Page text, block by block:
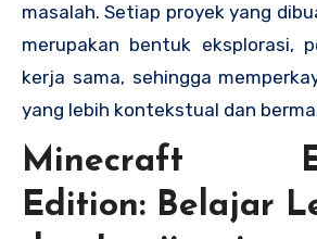
masalah. Setiap proyek yang
merupakan bentuk eksplorasi,
kerja sama, sehingga
yang lebih kontekstual dan
Minecraft
Edition: Belajar